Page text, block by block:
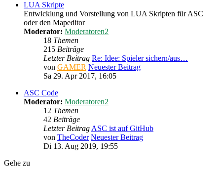
LUA Skripte
Entwicklung und Vorstellung von LUA Skripten für ASC
oder den Mapeditor
Moderator: Moderatoren2
18 Themen
215 Beiträge
Letzter Beitrag Re: Idee: Spieler sichern/aus…
von GAMER Neuester Beitrag
Sa 29. Apr 2017, 16:05
ASC Code
Moderator: Moderatoren2
12 Themen
42 Beiträge
Letzter Beitrag ASC ist auf GitHub
von TheCoder Neuester Beitrag
Di 13. Aug 2019, 19:55
Gehe zu